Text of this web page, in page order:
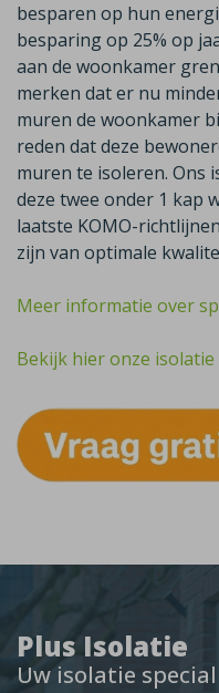
Plus Isolatie
Uw isolatie
besparen op hun
besparing op 25% op
aan de woonkamer
merken dat er nu
muren de woonkamer
reden dat deze
muren te isoleren. Ons
deze twee onder 1 kap
laatste KOMO-
zijn van optimale
Meer informatie over
Bekijk hier onze